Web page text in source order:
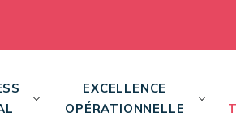
EXCELLENCE
OPÉRATIONNELLE